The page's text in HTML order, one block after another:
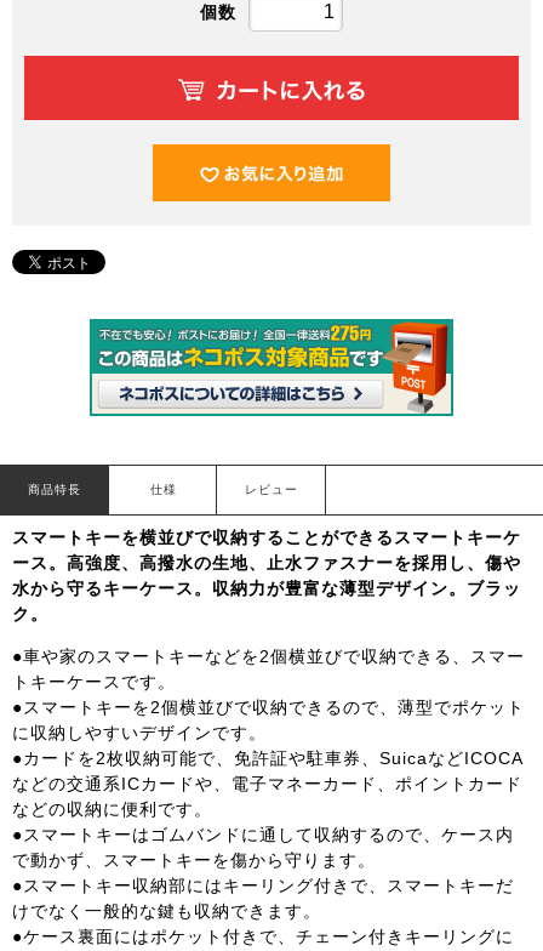
個数
商品特長 仕様 レビュー
スマートキーを横並びで収納することができるスマートキーケ
ース。高強度、高撥水の生地、止水ファスナーを採用し、傷や
水から守るキーケース。収納力が豊富な薄型デザイン。ブラッ
ク。
●車や家のスマートキーなどを2個横並びで収納できる、スマー
トキーケースです。
●スマートキーを2個横並びで収納できるので、薄型でポケット
に収納しやすいデザインです。
●カードを2枚収納可能で、免許証や駐車券、SuicaなどICOCA
などの交通系ICカードや、電子マネーカード、ポイントカード
などの収納に便利です。
●スマートキーはゴムバンドに通して収納するので、ケース内
で動かず、スマートキーを傷から守ります。
●スマートキー収納部にはキーリング付きで、スマートキーだ
けでなく一般的な鍵も収納できます。
●ケース裏面にはポケット付きで、チェーン付きキーリングに